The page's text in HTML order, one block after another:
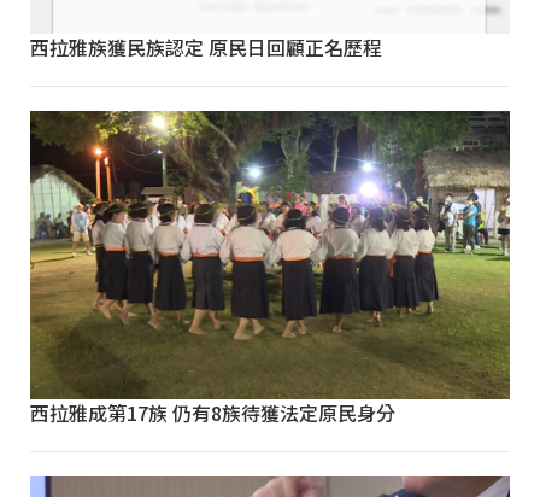
西拉雅族獲民族認定 原民日回顧正名歷程
西拉雅成第17族 仍有8族待獲法定原民身分